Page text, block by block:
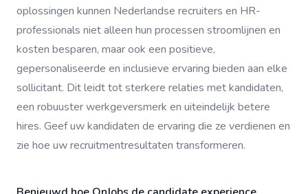
oplossingen kunnen Nederlandse recruiters en HR-
professionals niet alleen hun processen stroomlijnen en
kosten besparen, maar ook een positieve,
gepersonaliseerde en inclusieve ervaring bieden aan elke
sollicitant. Dit leidt tot sterkere relaties met kandidaten,
een robuuster werkgeversmerk en uiteindelijk betere
hires. Geef uw kandidaten de ervaring die ze verdienen en
zie hoe uw recruitmentresultaten transformeren.